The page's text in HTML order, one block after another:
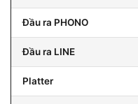
Đầu ra PHONO
Đầu ra LINE
Platter